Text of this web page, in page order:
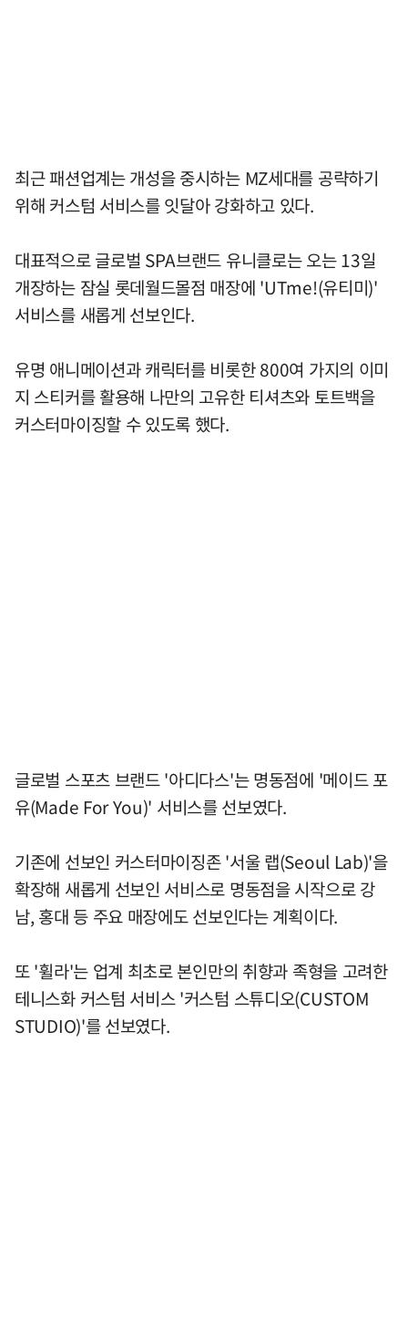
최근 패션업계는 개성을 중시하는 MZ세대를 공략하기
위해 커스텀 서비스를 잇달아 강화하고 있다.
대표적으로 글로벌 SPA브랜드 유니클로는 오는 13일
개장하는 잠실 롯데월드몰점 매장에 'UTme!(유티미)'
서비스를 새롭게 선보인다.
유명 애니메이션과 캐릭터를 비롯한 800여 가지의 이미
지 스티커를 활용해 나만의 고유한 티셔츠와 토트백을
커스터마이징할 수 있도록 했다.
글로벌 스포츠 브랜드 '아디다스'는 명동점에 '메이드 포
유(Made For You)' 서비스를 선보였다.
기존에 선보인 커스터마이징존 '서울 랩(Seoul Lab)'을
확장해 새롭게 선보인 서비스로 명동점을 시작으로 강
남, 홍대 등 주요 매장에도 선보인다는 계획이다.
또 '휠라'는 업계 최초로 본인만의 취향과 족형을 고려한
테니스화 커스텀 서비스 '커스텀 스튜디오(CUSTOM
STUDIO)'를 선보였다.